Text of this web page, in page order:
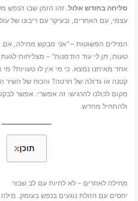
p
k
סליחה בחודש אלול. זהו הזמן שבו הנפש
עצמי, עם האחרים, ובעיקר עם ריבונו של
המילים הפשוטות –“אני מבקש מחילה, אם
טעות, תן לי עוד הזדמנות” – מצליחות
אחד מאיתנו נמצא. כי מי אין לו טעויות? מי
קטנה או גדולה של חרטה? והכוח של השיר
מקום לכולנו להרגיש: זה אפשרי. אפשר
ולהתחיל מחדש.
תוכן:
מחילה לאחרים – לא לחיות עם לב שבור
יחסים עם הזולת נוגעים בנפש בעומק.